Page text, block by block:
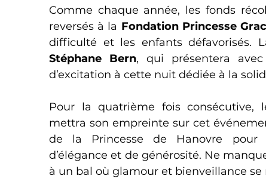
Comme chaque année, les fonds
reversés à la Fondation Princesse
Stéphane Bern, qui présentera
d’excitation à cette nuit dédiée à la
Pour la quatrième fois consécutive,
mettra son empreinte sur cet
de la Princesse de Hanovre pour
d’élégance et de générosité. Ne
à un bal où glamour et bienveillance